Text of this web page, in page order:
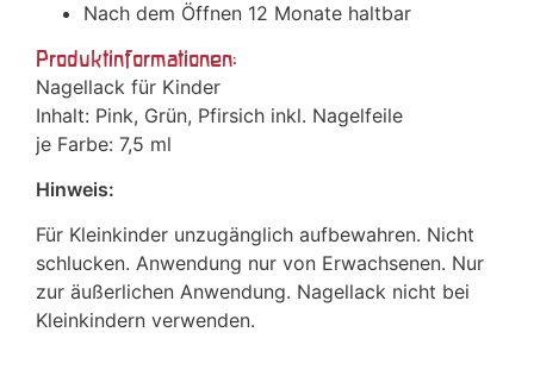
Nach dem Öffnen 12 Monate haltbar
Produktinformationen:
Nagellack für Kinder
Inhalt: Pink, Grün, Pfirsich inkl. Nagelfeile
je Farbe: 7,5 ml
Hinweis:
Für Kleinkinder unzugänglich aufbewahren. Nicht
schlucken. Anwendung nur von Erwachsenen. Nur
zur äußerlichen Anwendung. Nagellack nicht bei
Kleinkindern verwenden.